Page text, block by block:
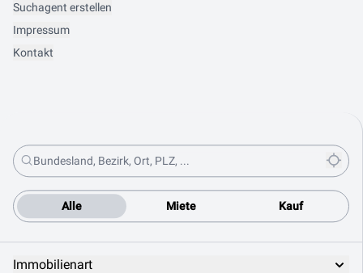
Alle Miete Kauf
Immobilienart
Suchagent erstellen
Impressum
Kontakt